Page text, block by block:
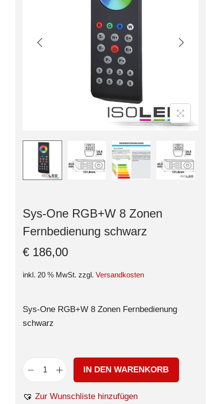
Sys-One RGB+W 8 Zonen
Fernbedienung schwarz
€ 186,00
inkl. 20 % MwSt. zzgl. Versandkosten
Sys-One RGB+W 8 Zonen Fernbedienung
schwarz
IN DEN WARENKORB
Zur Wunschliste hinzufügen